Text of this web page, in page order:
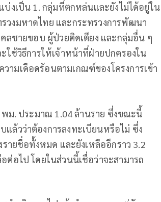
บ่งเป็น 1. กลุ่มที่ตกหล่นและยังไม่ได้อยู่ใน
วงมหาดไทย และกระทรวงการพัฒนา
ชายขอบ ผู้ป่วยติดเตียง และกลุ่มอื่น ๆ
ช้วิธีการให้เจ้าหน้าที่ฝ่ายปกครองใน
มเดือดร้อนตามเกณฑ์ของโครงการเข้า
ม. ประมาณ 1.04 ล้านราย ซึ่งขณะนี้
แล้วว่าต้องการลงทะเบียนหรือไม่ ซึ่ง
รายชื่อทั้งหมด และยังเหลืออีกราว 3.2
ต่อไป โดยในส่วนนี้เชื่อว่าจะสามารถ